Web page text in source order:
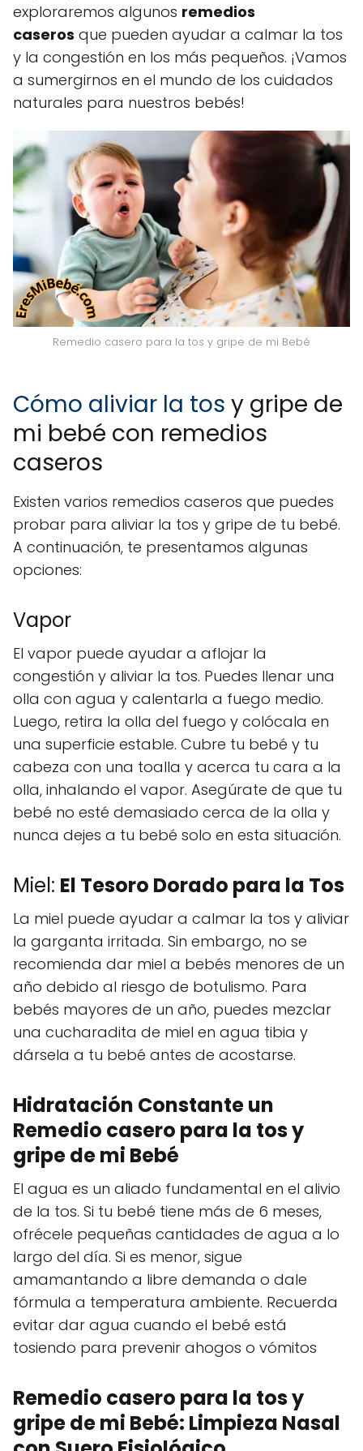
exploraremos algunos remedios
caseros que pueden ayudar a calmar la tos
y la congestión en los más pequeños. ¡Vamos
a sumergirnos en el mundo de los cuidados
naturales para nuestros bebés!
Remedio casero para la tos y gripe de mi Bebé
Cómo aliviar la tos y gripe de
mi bebé con remedios
caseros
Existen varios remedios caseros que puedes
probar para aliviar la tos y gripe de tu bebé.
A continuación, te presentamos algunas
opciones:
Vapor
El vapor puede ayudar a aflojar la
congestión y aliviar la tos. Puedes llenar una
olla con agua y calentarla a fuego medio.
Luego, retira la olla del fuego y colócala en
una superficie estable. Cubre tu bebé y tu
cabeza con una toalla y acerca tu cara a la
olla, inhalando el vapor. Asegúrate de que tu
bebé no esté demasiado cerca de la olla y
nunca dejes a tu bebé solo en esta situación.
Miel: El Tesoro Dorado para la Tos
La miel puede ayudar a calmar la tos y aliviar
la garganta irritada. Sin embargo, no se
recomienda dar miel a bebés menores de un
año debido al riesgo de botulismo. Para
bebés mayores de un año, puedes mezclar
una cucharadita de miel en agua tibia y
dársela a tu bebé antes de acostarse.
Hidratación Constante un
Remedio casero para la tos y
gripe de mi Bebé
El agua es un aliado fundamental en el alivio
de la tos. Si tu bebé tiene más de 6 meses,
ofrécele pequeñas cantidades de agua a lo
largo del día. Si es menor, sigue
amamantando a libre demanda o dale
fórmula a temperatura ambiente. Recuerda
evitar dar agua cuando el bebé está
tosiendo para prevenir ahogos o vómitos
Remedio casero para la tos y
gripe de mi Bebé: Limpieza Nasal